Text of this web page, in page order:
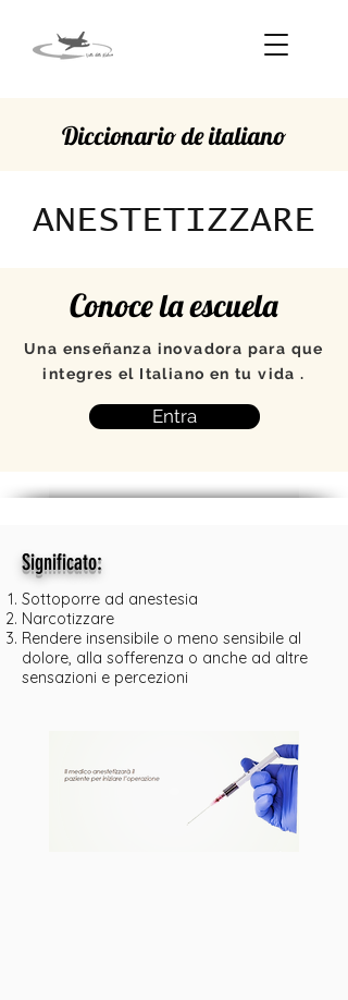
Diccionario de italiano
ANESTETIZZARE
Conoce la escuela
Una enseñanza inovadora para que
integres el Italiano en tu vida .
Entra
Significato:
Sottoporre ad anestesia
Narcotizzare
Rendere insensibile o meno sensibile al
dolore, alla sofferenza o anche ad altre
sensazioni e percezioni